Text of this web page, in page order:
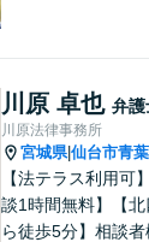
対応可能】丁寧か
応でお悩みを解決
【明朗な料金体系
ご相談下さい。
川原 卓也 弁護
川原法律事務所
宮城県|仙台市青
【法テラス利用可
談1時間無料】【
ら徒歩5分】相談者